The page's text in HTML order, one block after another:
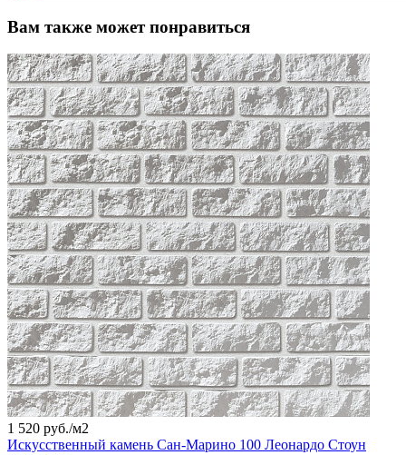
Вам также может понравиться
1 520 руб./м2
Искусственный камень Сан-Марино 100 Леонардо Стоун